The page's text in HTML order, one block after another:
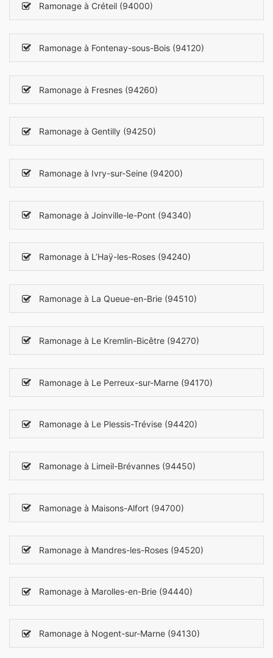
Ramonage à Créteil (94000)
Ramonage à Fontenay-sous-Bois (94120)
Ramonage à Fresnes (94260)
Ramonage à Gentilly (94250)
Ramonage à Ivry-sur-Seine (94200)
Ramonage à Joinville-le-Pont (94340)
Ramonage à L’Haÿ-les-Roses (94240)
Ramonage à La Queue-en-Brie (94510)
Ramonage à Le Kremlin-Bicêtre (94270)
Ramonage à Le Perreux-sur-Marne (94170)
Ramonage à Le Plessis-Trévise (94420)
Ramonage à Limeil-Brévannes (94450)
Ramonage à Maisons-Alfort (94700)
Ramonage à Mandres-les-Roses (94520)
Ramonage à Marolles-en-Brie (94440)
Ramonage à Nogent-sur-Marne (94130)